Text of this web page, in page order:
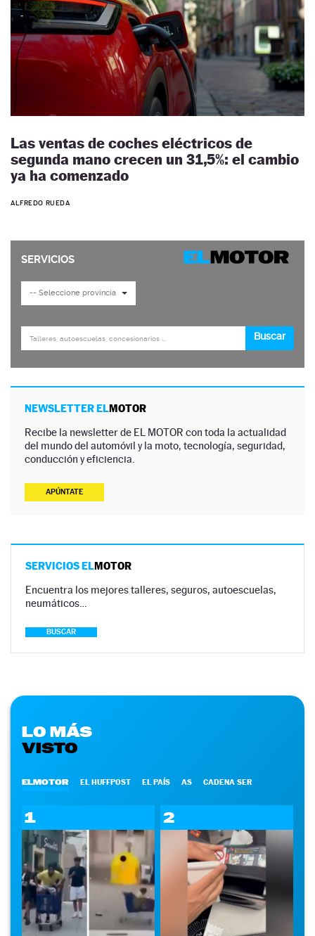
Las ventas de coches eléctricos de
segunda mano crecen un 31,5%: el cambio
ya ha comenzado
ALFREDO RUEDA
NEWSLETTER ELMOTOR
Recibe la newsletter de EL MOTOR con toda la actualidad
del mundo del automóvil y la moto, tecnología, seguridad,
conducción y eficiencia.
APÚNTATE
SERVICIOS ELMOTOR
Encuentra los mejores talleres, seguros, autoescuelas,
neumáticos…
BUSCAR
LO MÁS
VISTO
ELMOTOR EL HUFFPOST EL PAÍS AS CADENA SER
1 2